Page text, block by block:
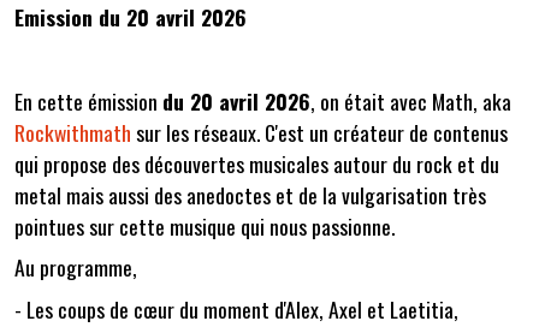
Emission du 20 avril 2026
En cette émission du 20 avril 2026, on était avec Math, aka
Rockwithmathsur les réseaux. C'est un créateur de contenus
qui propose des découvertes musicales autour du rock et du
metal mais aussi des anedoctes et de la vulgarisation très
pointues sur cette musique qui nous passionne.
Au programme,
- Les coups de cœur du moment d'Alex, Axel et Laetitia,